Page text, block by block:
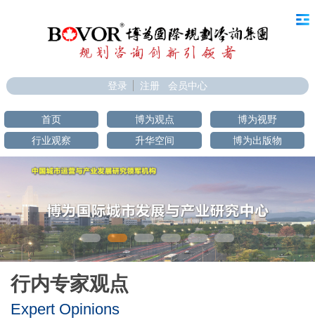
登录 注册 会员中心
首页 博为观点
博为视野
行业观察
升华空间 博为出版物
行内专家观点
Expert Opinions